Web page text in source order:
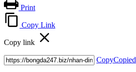
Print
Copy Link
Copy link
CopyCopied